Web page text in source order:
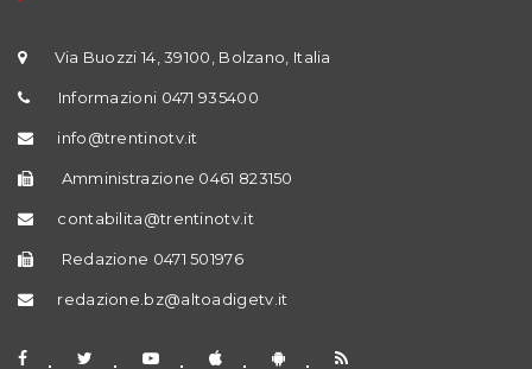
Via Buozzi 14, 39100, Bolzano, Italia
Informazioni 0471 935400
info@trentinotv.it
Amministrazione 0461 823150
contabilita@trentinotv.it
Redazione 0471 501976
redazione.bz@altoadigetv.it